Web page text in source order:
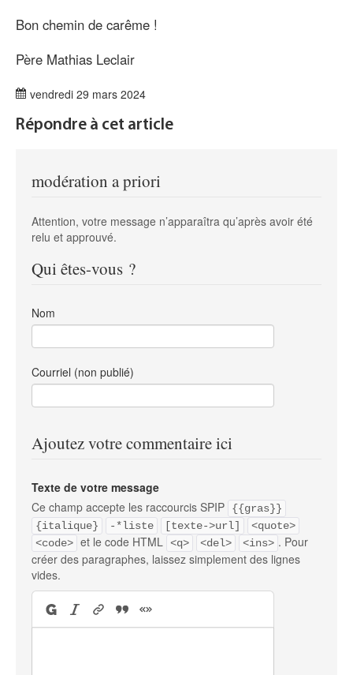
Bon chemin de carême !
Père Mathias Leclair
vendredi 29 mars 2024
Répondre à cet article
modération a priori
Attention, votre message n’apparaîtra qu’après avoir été
relu et approuvé.
Qui êtes-vous ?
Nom
Courriel (non publié)
Ajoutez votre commentaire ici
Texte de votre message
Ce champ accepte les raccourcis SPIP
{{gras}}
{italique}
-*liste [texte->url]
<quote>
<code> et le code HTML <q> <del> <ins> . Pour
créer des paragraphes, laissez simplement des lignes
vides.